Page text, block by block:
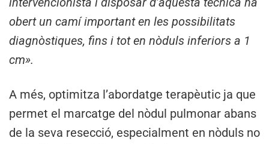
obert un camí important en les possibilitats
diagnòstiques, fins i tot en nòduls inferiors a 1
cm».
A més, optimitza l’abordatge terapèutic ja que
permet el marcatge del nòdul pulmonar abans
de la seva resecció, especialment en nòduls no